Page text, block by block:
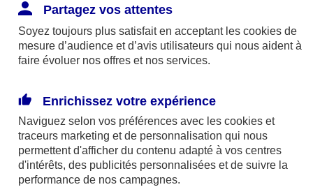
disponibles sur le site axa.fr.
AXA France IARD et AXA France Vie sont
mandataires exclusifs en opérations de
246 et n°13 005 764 (consultable
surwww.orias.fr)
AXA Assistance France Assurances,
S.A au capital de 51 429 430,40 €,
Partagez vos attentes
Soyez toujours plus satisfait en acceptant les cookies de
mesure d’audience et d’avis utilisateurs qui nous aident à
faire évoluer nos offres et nos services.
Enrichissez votre expérience
Naviguez selon vos préférences avec les cookies et
traceurs marketing et de personnalisation qui nous
permettent d'afficher du contenu adapté à vos centres
d'intérêts, des publicités personnalisées et de suivre la
performance de nos campagnes.